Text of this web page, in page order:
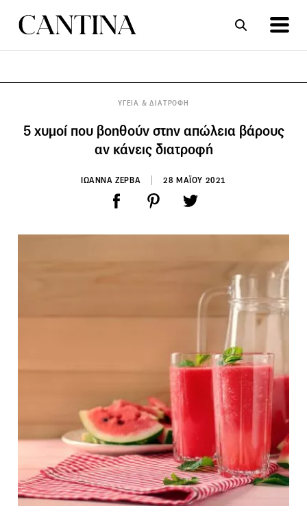
ΥΓΕΙΑ & ΔΙΑΤΡΟΦΗ
5 χυμοί που βοηθούν στην απώλεια βάρους
αν κάνεις διατροφή
ΙΩΑΝΝΑ ΖΕΡΒΑ 28 ΜΑΪΟΥ 2021